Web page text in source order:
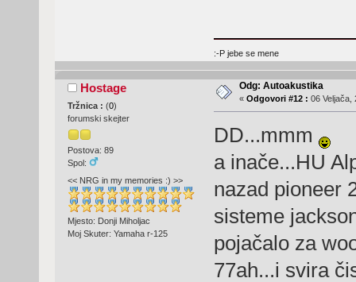
:-P jebe se mene
Hostage
Tržnica : (0)
forumski skejter
Postova: 89
Spol:
<< NRG in my memories :) >>
Mjesto: Donji Miholjac
Moj Skuter: Yamaha r-125
Odg: Autoakustika
« Odgovori #12 : 06 Veljača,
DD...mmm
a inače...HU
nazad pioneer
sisteme
pojačalo za
77ah...i svira